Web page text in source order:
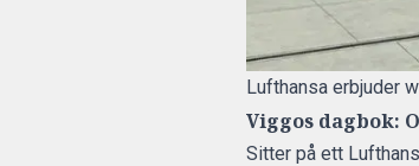
Lufthansa erbjuder
Viggos dagbok:
Sitter på ett